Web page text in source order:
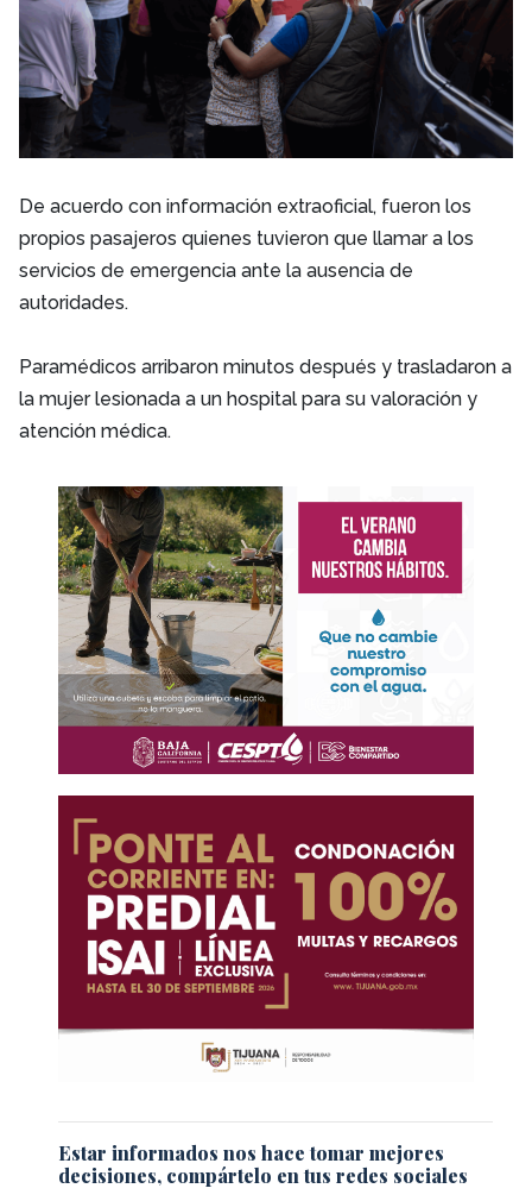
De acuerdo con información extraoficial, fueron los
propios pasajeros quienes tuvieron que llamar a los
servicios de emergencia ante la ausencia de
autoridades.
Paramédicos arribaron minutos después y trasladaron a
la mujer lesionada a un hospital para su valoración y
atención médica.
Estar informados nos hace tomar mejores
decisiones, compártelo en tus redes sociales